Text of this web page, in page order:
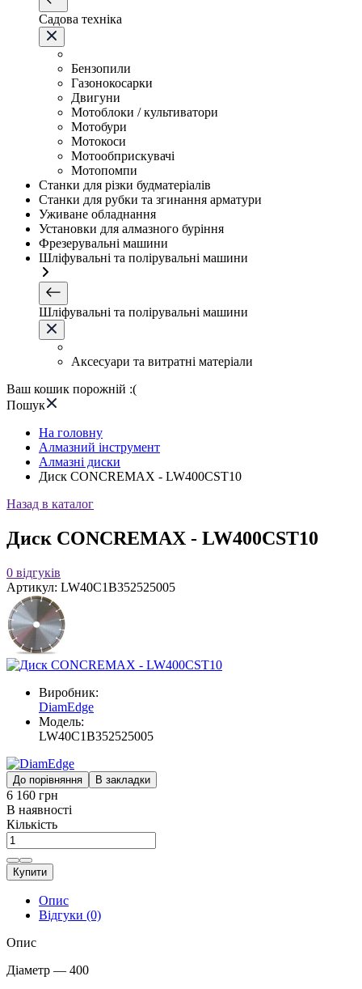
Садова техніка
Бензопили
Газонокосарки
Двигуни
Мотоблоки / культиватори
Мотобури
Мотокоси
Мотообприскувачі
Мотопомпи
Станки для різки будматеріалів
Станки для рубки та згинання арматури
Уживане обладнання
Установки для алмазного буріння
Фрезерувальні машини
Шліфувальні та полірувальні машини
Шліфувальні та полірувальні машини
Аксесуари та витратні матеріали
Ваш кошик порожній :(
Пошук
На головну
Алмазний інструмент
Алмазні диски
Диск CONCREMAX - LW400CST10
Назад в каталог
Диск CONCREMAX - LW400CST10
0 відгуків
Артикул: LW40C1B352525005
Виробник:
DiamEdge
Модель:
LW40C1B352525005
До порівняння В закладки
6 160 грн
В наявності
Кількість
Купити
Опис
Відгуки (0)
Опис
Діаметр — 400